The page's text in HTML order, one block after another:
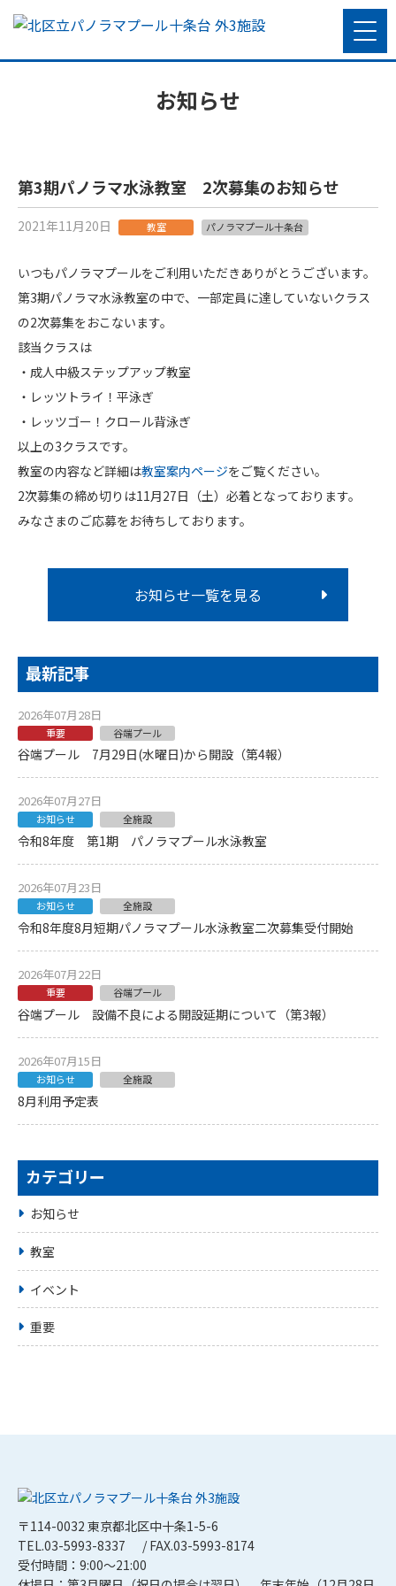
お知らせ
第3期パノラマ水泳教室 2次募集のお知らせ
2021年11月20日 教室 パノラマプール十条台
いつもパノラマプールをご利用いただきありがとうございます。
第3期パノラマ水泳教室の中で、一部定員に達していないクラス
の2次募集をおこないます。
該当クラスは
・成人中級ステップアップ教室
・レッツトライ！平泳ぎ
・レッツゴー！クロール背泳ぎ
以上の3クラスです。
教室の内容など詳細は教室案内ページをご覧ください。
2次募集の締め切りは11月27日（土）必着となっております。
みなさまのご応募をお待ちしております。
お知らせ一覧を見る
最新記事
2026年07月28日
重要 谷端プール
谷端プール 7月29日(水曜日)から開設（第4報）
2026年07月27日
お知らせ 全施設
令和8年度 第1期 パノラマプール水泳教室
2026年07月23日
お知らせ 全施設
令和8年度8月短期パノラマプール水泳教室二次募集受付開始
2026年07月22日
重要 谷端プール
谷端プール 設備不良による開設延期について（第3報）
2026年07月15日
お知らせ 全施設
8月利用予定表
カテゴリー
お知らせ
教室
イベント
重要
〒114-0032 東京都北区中十条1-5-6
TEL.03-5993-8337
/ FAX.03-5993-8174
受付時間：9:00～21:00